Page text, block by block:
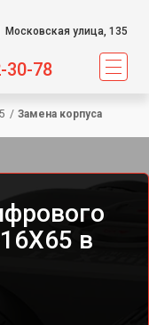
Московская улица, 135
30-78
/ Замена корпуса
в